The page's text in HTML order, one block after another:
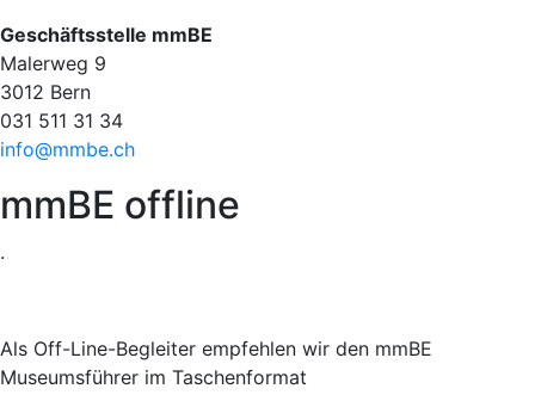
Geschäftsstelle mmBE
Malerweg 9
3012 Bern
031 511 31 34
info@mmbe.ch
mmBE offline
.
Als Off-Line-Begleiter empfehlen wir den mmBE
Museumsführer im Taschenformat